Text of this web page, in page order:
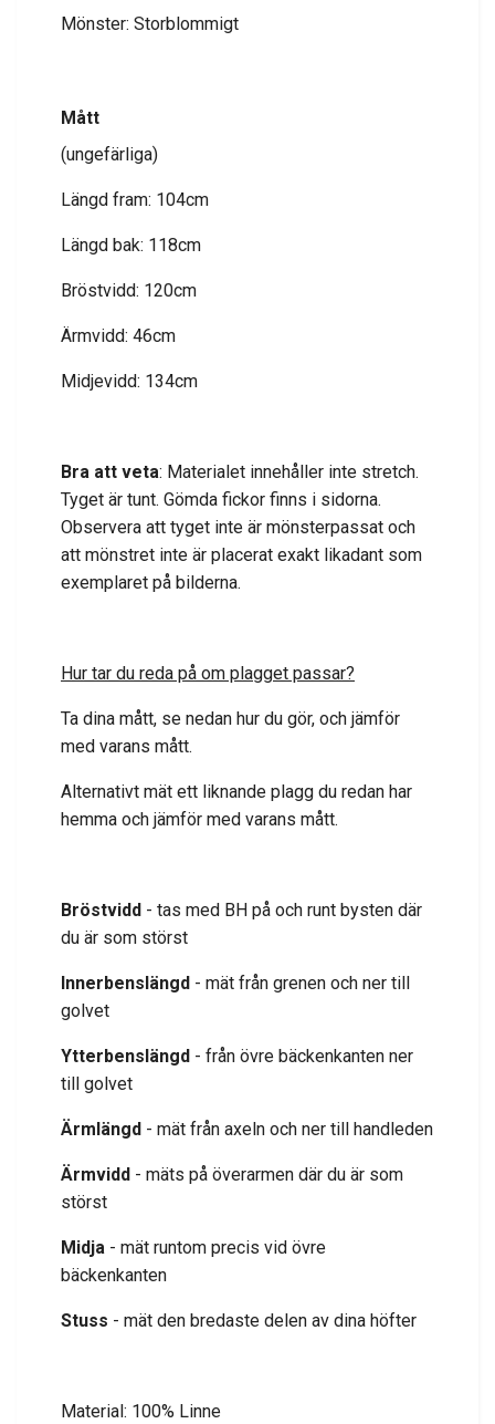
Mönster: Storblommigt
Mått
(ungefärliga)
Längd fram: 104cm
Längd bak: 118cm
Bröstvidd: 120cm
Ärmvidd: 46cm
Midjevidd: 134cm
Bra att veta: Materialet innehåller inte stretch.
Tyget är tunt. Gömda fickor finns i sidorna.
Observera att tyget inte är mönsterpassat och
att mönstret inte är placerat exakt likadant som
exemplaret på bilderna.
Hur tar du reda på om plagget passar?
Ta dina mått, se nedan hur du gör, och jämför
med varans mått.
Alternativt mät ett liknande plagg du redan har
hemma och jämför med varans mått.
Bröstvidd - tas med BH på och runt bysten där
du är som störst
Innerbenslängd - mät från grenen och ner till
golvet
Ytterbenslängd - från övre bäckenkanten ner
till golvet
Ärmlängd - mät från axeln och ner till handleden
Ärmvidd - mäts på överarmen där du är som
störst
Midja - mät runtom precis vid övre
bäckenkanten
Stuss - mät den bredaste delen av dina höfter
Material: 100% Linne